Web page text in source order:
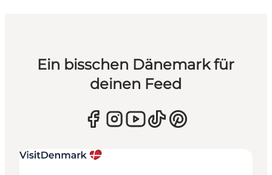
Ein bisschen Dänemark für
deinen Feed